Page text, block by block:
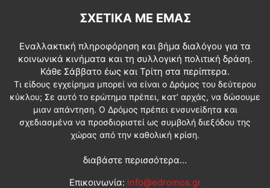
ΣΧΕΤΙΚΆ ΜΕ ΕΜΆΣ
Εναλλακτική πληροφόρηση και βήμα διαλόγου για τα
κοινωνικά κινήματα και τη συλλογική πολιτική δράση.
Κάθε Σάββατο έως και Τρίτη στα περίπτερα.
Τι είδους εγχείρημα μπορεί να είναι ο Δρόμος του δεύτερου
κύκλου; Σε αυτό το ερώτημα πρέπει, κατ’ αρχάς, να δώσουμε
μιαν απάντηση. Ο Δρόμος πρέπει ενσυνείδητα και
σχεδιασμένα να προσδιοριστεί ως συμβολή διεξόδου της
χώρας από την καθολική κρίση.
διαβάστε περισσότερα...
Επικοινωνία: info@edromos.gr